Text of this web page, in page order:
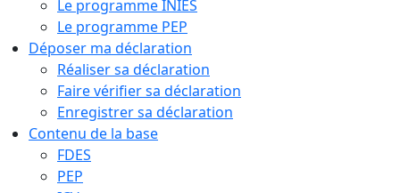
Le programme INIES
Le programme PEP
Déposer ma déclaration
Réaliser sa déclaration
Faire vérifier sa déclaration
Enregistrer sa déclaration
Contenu de la base
FDES
PEP